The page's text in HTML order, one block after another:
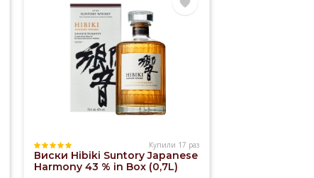
Купили 17 раз
Виски Hibiki Suntory Japanese
Harmony 43 % in Box (0,7L)